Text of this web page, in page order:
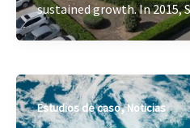
sustained growth. In 2015,
Estudios de caso,Noticias